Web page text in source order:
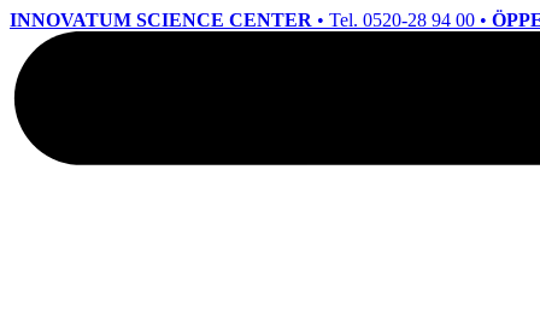
INNOVATUM SCIENCE CENTER • Tel. 0520-28 94 00 •